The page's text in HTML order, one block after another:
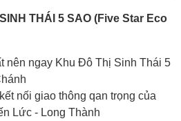
THÁI 5 SAO (Five Star Eco
nên ngay Khu Đô Thị Sinh Thái 5
nối giao thông qan trọng của
Lức - Long Thành